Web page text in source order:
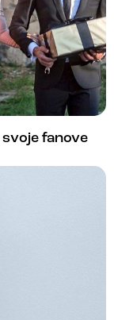
svoje fanove